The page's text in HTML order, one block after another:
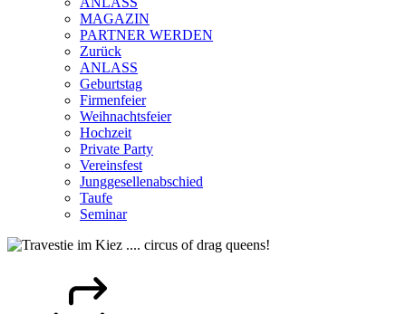
MAGAZIN
PARTNER WERDEN
Zurück
ANLASS
Geburtstag
Firmenfeier
Weihnachtsfeier
Hochzeit
Private Party
Vereinsfest
Junggesellenabschied
Taufe
Seminar